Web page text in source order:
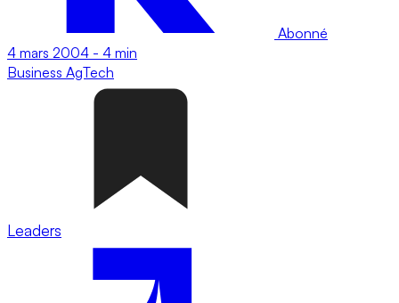
Abonné
4 mars 2004 - 4 min
Business AgTech
Leaders